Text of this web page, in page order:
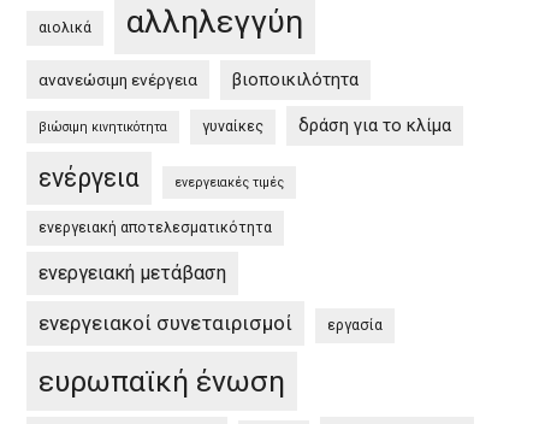
και
Ελλάδα
Green
and
Green
αιολικά αλληλεγγύη
ανανεώσιμη ενέργεια βιοποικιλότητα
βιώσιμη κινητικότητα γυναίκες δράση για το κλίμα
ενέργεια ενεργειακές τιμές
ενεργειακή αποτελεσματικότητα
ενεργειακή μετάβαση
ενεργειακοί συνεταιρισμοί εργασία
ευρωπαϊκή ένωση